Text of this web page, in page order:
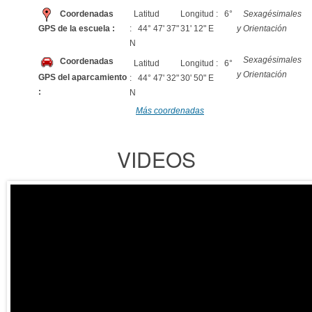
Coordenadas
GPS de la escuela :
Latitud
: 44° 47' 37"
N
Longitud : 6°
31' 12" E
Sexagésimales
y Orientación
Coordenadas
GPS del aparcamiento
:
Latitud
: 44° 47' 32"
N
Longitud : 6°
30' 50" E
Sexagésimales
y Orientación
Más coordenadas
VIDEOS